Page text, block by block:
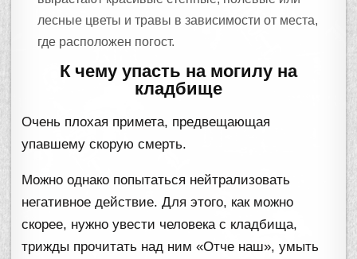
лесные цветы и травы в зависимости от места,
где расположен погост.
К чему упасть на могилу на
кладбище
Очень плохая примета, предвещающая
упавшему скорую смерть.
Можно однако попытаться нейтрализовать
негативное действие. Для этого, как можно
скорее, нужно увести человека с кладбища,
трижды прочитать над ним «Отче наш», умыть